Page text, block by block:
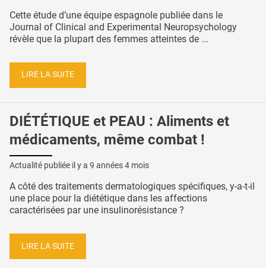
Cette étude d’une équipe espagnole publiée dans le
Journal of Clinical and Experimental Neuropsychology
révèle que la plupart des femmes atteintes de ...
LIRE LA SUITE
DIÉTÉTIQUE et PEAU : Aliments et
médicaments, même combat !
Actualité publiée il y a 9 années 4 mois
A côté des traitements dermatologiques spécifiques, y-a-t-il
une place pour la diététique dans les affections
caractérisées par une insulinorésistance ?
LIRE LA SUITE